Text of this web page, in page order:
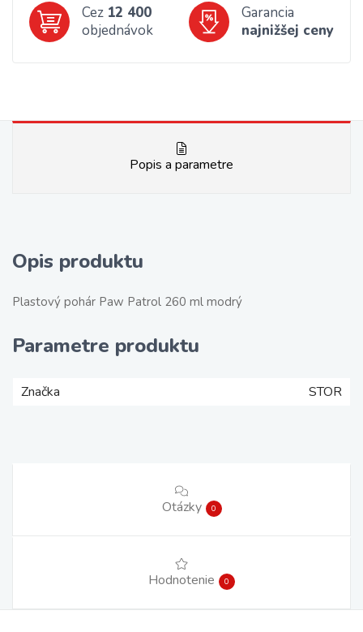
Cez 12 400
objednávok
Garancia
najnižšej ceny
Popis a parametre
Opis produktu
Plastový pohár Paw Patrol 260 ml modrý
Parametre produktu
Značka STOR
Otázky 0
Hodnotenie 0